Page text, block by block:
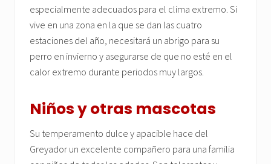
especialmente adecuados para el clima extremo. Si
vive en una zona en la que se dan las cuatro
estaciones del año, necesitará un abrigo para su
perro en invierno y asegurarse de que no esté en el
calor extremo durante periodos muy largos.
Niños y otras mascotas
Su temperamento dulce y apacible hace del
Greyador un excelente compañero para una familia